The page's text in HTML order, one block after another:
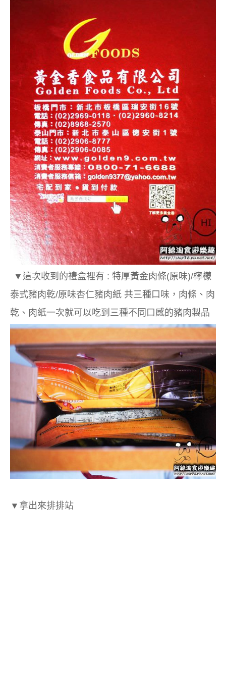
▼ 這次收到的禮盒裡有 : 特厚黃金肉條(原味)/檸檬
泰式豬肉乾/原味杏仁豬肉紙 共三種口味，肉條、肉
乾、肉紙一次就可以吃到三種不同口感的豬肉製品
▼ 拿出來排排站